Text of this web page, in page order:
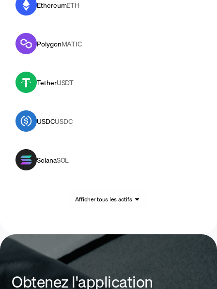
EthereumETH
PolygonMATIC
TetherUSDT
USDCUSDC
SolanaSOL
Afficher tous les actifs
Obtenez l'application